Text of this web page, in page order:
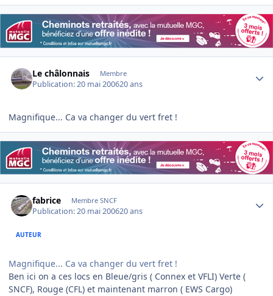
Le châlonnais Membre
Publication:20 mai 200620 ans
Magnifique... Ca va changer du vert fret !
fabrice Membre SNCF
Publication:20 mai 200620 ans
AUTEUR
Magnifique... Ca va changer du vert fret !
Ben ici on a ces locs en Bleue/gris ( Connex et VFLI) Verte (
SNCF), Rouge (CFL) et maintenant marron ( EWS Cargo)